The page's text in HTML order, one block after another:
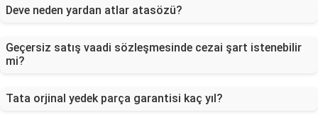
Deve neden yardan atlar atasözü?
Geçersiz satış vaadi sözleşmesinde cezai şart istenebilir
mi?
Tata orjinal yedek parça garantisi kaç yıl?